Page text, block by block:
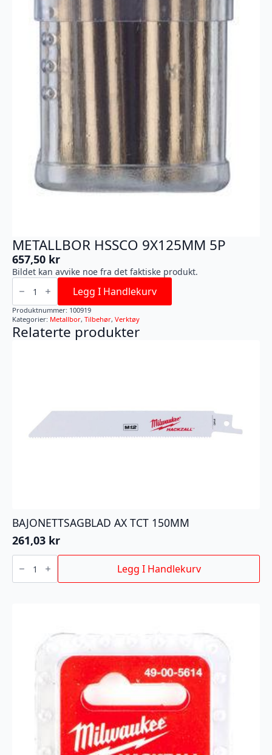
METALLBOR HSSCO 9X125MM 5P
657,50 kr
Bildet kan avvike noe fra det faktiske produkt.
METALLBOR
HSSCO
9X125MM
5P
antall
Legg I Handlekurv
Produktnummer: 100919
Kategorier: Metallbor, Tilbehør, Verktøy
Relaterte produkter
BAJONETTSAGBLAD AX TCT 150MM
261,03 kr
BAJONETTSAGBLAD
AX
150MM
Legg I Handlekurv